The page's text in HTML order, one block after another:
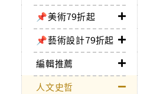
📌美術79折起
📌藝術設計79折起
編輯推薦
人文史哲